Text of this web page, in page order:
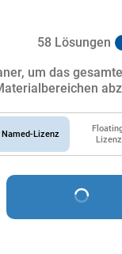
58 Lösungen
um das
Named-Lizenz
Lizenz